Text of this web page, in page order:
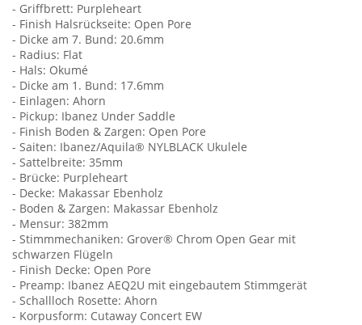
- Griffbrett: Purpleheart
- Finish Halsrückseite: Open Pore
- Dicke am 7. Bund: 20.6mm
- Radius: Flat
- Hals: Okumé
- Dicke am 1. Bund: 17.6mm
- Einlagen: Ahorn
- Pickup: Ibanez Under Saddle
- Finish Boden & Zargen: Open Pore
- Saiten: Ibanez/Aquila® NYLBLACK Ukulele
- Sattelbreite: 35mm
- Brücke: Purpleheart
- Decke: Makassar Ebenholz
- Boden & Zargen: Makassar Ebenholz
- Mensur: 382mm
- Stimmmechaniken: Grover® Chrom Open Gear mit
schwarzen Flügeln
- Finish Decke: Open Pore
- Preamp: Ibanez AEQ2U mit eingebautem Stimmgerät
- Schallloch Rosette: Ahorn
- Korpusform: Cutaway Concert EW